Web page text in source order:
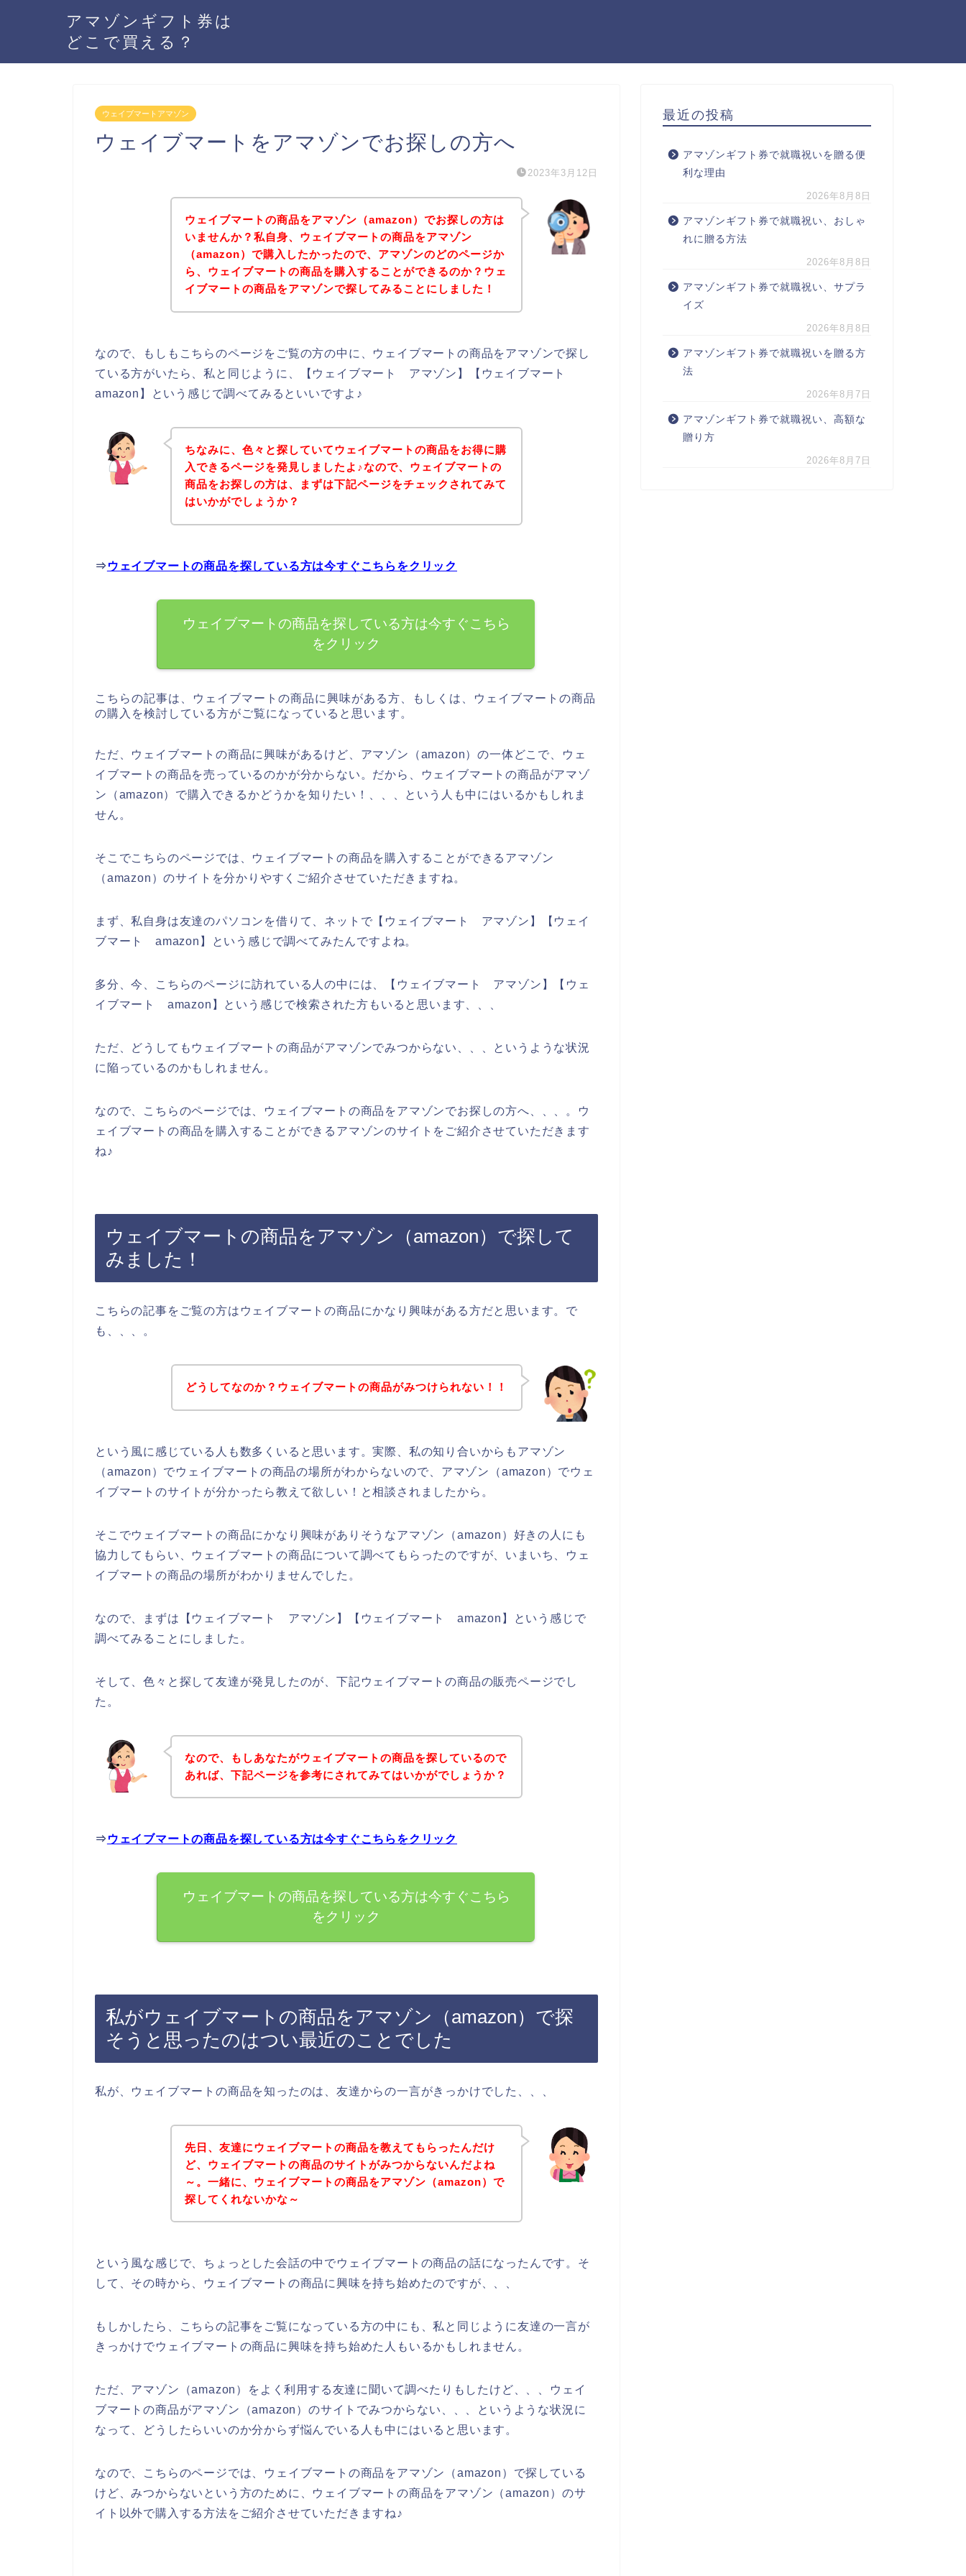
アマゾンギフト券は
どこで買える？
ウェイブマートアマゾン
ウェイブマートをアマゾンでお探しの方へ
2023年3月12日
ウェイブマートの商品をアマゾン（amazon）でお探しの方は
いませんか？私自身、ウェイブマートの商品をアマゾン
（amazon）で購入したかったので、アマゾンのどのページか
ら、ウェイブマートの商品を購入することができるのか？ウェ
イブマートの商品をアマゾンで探してみることにしました！
なので、もしもこちらのページをご覧の方の中に、ウェイブマートの商品をアマゾンで探し
ている方がいたら、私と同じように、【ウェイブマート アマゾン】【ウェイブマート
amazon】という感じで調べてみるといいですよ♪
ちなみに、色々と探していてウェイブマートの商品をお得に購
入できるページを発見しましたよ♪なので、ウェイブマートの
商品をお探しの方は、まずは下記ページをチェックされてみて
はいかがでしょうか？
⇒ ウェイブマートの商品を探している方は今すぐこちらをクリック
ウェイブマートの商品を探している方は今すぐこちら
をクリック
こちらの記事は、ウェイブマートの商品に興味がある方、もしくは、ウェイブマートの商品
の購入を検討している方がご覧になっていると思います。
ただ、ウェイブマートの商品に興味があるけど、アマゾン（amazon）の一体どこで、ウェ
イブマートの商品を売っているのかが分からない。だから、ウェイブマートの商品がアマゾ
ン（amazon）で購入できるかどうかを知りたい！、、、という人も中にはいるかもしれま
せん。
そこでこちらのページでは、ウェイブマートの商品を購入することができるアマゾン
（amazon）のサイトを分かりやすくご紹介させていただきますね。
まず、私自身は友達のパソコンを借りて、ネットで【ウェイブマート アマゾン】【ウェイ
ブマート amazon】という感じで調べてみたんですよね。
多分、今、こちらのページに訪れている人の中には、【ウェイブマート アマゾン】【ウェ
イブマート amazon】という感じで検索された方もいると思います、、、
ただ、どうしてもウェイブマートの商品がアマゾンでみつからない、、、というような状況
に陥っているのかもしれません。
なので、こちらのページでは、ウェイブマートの商品をアマゾンでお探しの方へ、、、。ウ
ェイブマートの商品を購入することができるアマゾンのサイトをご紹介させていただきます
ね♪
ウェイブマートの商品をアマゾン（amazon）で探して
みました！
こちらの記事をご覧の方はウェイブマートの商品にかなり興味がある方だと思います。で
も、、、。
どうしてなのか？ウェイブマートの商品がみつけられない！！
という風に感じている人も数多くいると思います。実際、私の知り合いからもアマゾン
（amazon）でウェイブマートの商品の場所がわからないので、アマゾン（amazon）でウェ
イブマートのサイトが分かったら教えて欲しい！と相談されましたから。
そこでウェイブマートの商品にかなり興味がありそうなアマゾン（amazon）好きの人にも
協力してもらい、ウェイブマートの商品について調べてもらったのですが、いまいち、ウェ
イブマートの商品の場所がわかりませんでした。
なので、まずは【ウェイブマート アマゾン】【ウェイブマート amazon】という感じで
調べてみることにしました。
そして、色々と探して友達が発見したのが、下記ウェイブマートの商品の販売ページでし
た。
なので、もしあなたがウェイブマートの商品を探しているので
あれば、下記ページを参考にされてみてはいかがでしょうか？
⇒ ウェイブマートの商品を探している方は今すぐこちらをクリック
ウェイブマートの商品を探している方は今すぐこちら
をクリック
私がウェイブマートの商品をアマゾン（amazon）で探
そうと思ったのはつい最近のことでした
私が、ウェイブマートの商品を知ったのは、友達からの一言がきっかけでした、、、
先日、友達にウェイブマートの商品を教えてもらったんだけ
ど、ウェイブマートの商品のサイトがみつからないんだよね
～。一緒に、ウェイブマートの商品をアマゾン（amazon）で
探してくれないかな～
という風な感じで、ちょっとした会話の中でウェイブマートの商品の話になったんです。そ
して、その時から、ウェイブマートの商品に興味を持ち始めたのですが、、、
もしかしたら、こちらの記事をご覧になっている方の中にも、私と同じように友達の一言が
きっかけでウェイブマートの商品に興味を持ち始めた人もいるかもしれません。
ただ、アマゾン（amazon）をよく利用する友達に聞いて調べたりもしたけど、、、ウェイ
ブマートの商品がアマゾン（amazon）のサイトでみつからない、、、というような状況に
なって、どうしたらいいのか分からず悩んでいる人も中にはいると思います。
なので、こちらのページでは、ウェイブマートの商品をアマゾン（amazon）で探している
けど、みつからないという方のために、ウェイブマートの商品をアマゾン（amazon）のサ
イト以外で購入する方法をご紹介させていただきますね♪
最近の投稿
アマゾンギフト券で就職祝いを贈る便
利な理由
2026年8月8日
アマゾンギフト券で就職祝い、おしゃ
れに贈る方法
2026年8月8日
アマゾンギフト券で就職祝い、サプラ
イズ
2026年8月8日
アマゾンギフト券で就職祝いを贈る方
法
2026年8月7日
アマゾンギフト券で就職祝い、高額な
贈り方
2026年8月7日